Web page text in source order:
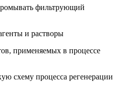
фильтрующий
и растворы
применяемых в процессе
схему процесса регенерации